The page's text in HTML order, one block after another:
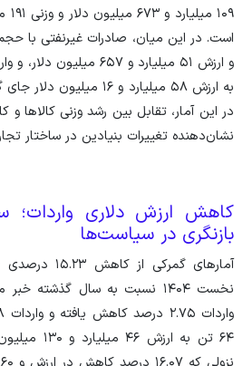
به ارزش ۵۸ میلیارد و ۱۶
در این آمار، تقابل بین رشد وزنی کالا‌ها
نشان‌دهنده تغییرات بنیادین در ساختار
کاهش ارزش دلاری واردات؛
بازنگری در سیاست‌ها
نخست ۱۴۰۴ نسبت به سال
۶۴ تن به